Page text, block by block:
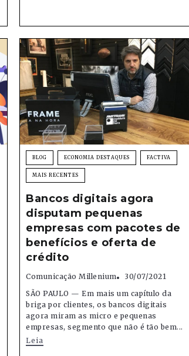
BLOG ECONOMIA DESTAQUES FACTIVA
MAIS RECENTES
Bancos digitais agora
disputam pequenas
empresas com pacotes de
benefícios e oferta de
crédito
Comunicação Millenium
30/07/2021
SÃO PAULO — Em mais um capítulo da
briga por clientes, os bancos digitais
agora miram as micro e pequenas
empresas, segmento que não é tão bem...
Leia